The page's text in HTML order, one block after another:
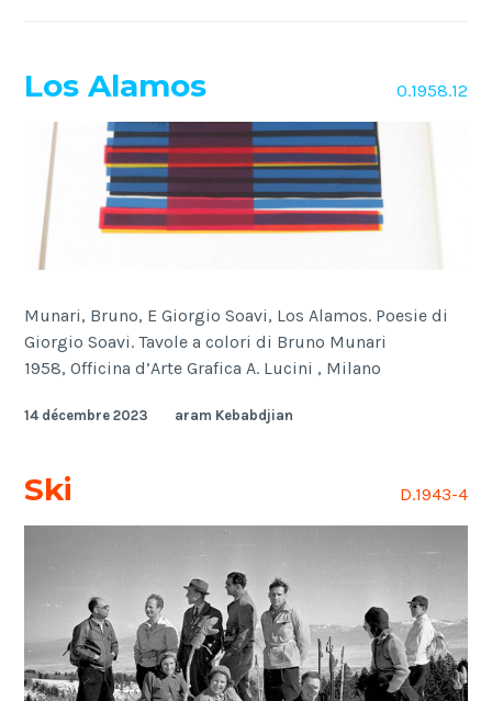
Los Alamos O.1958.12
Munari, Bruno, E Giorgio Soavi, Los Alamos. Poesie di
Giorgio Soavi. Tavole a colori di Bruno Munari
1958, Officina d’Arte Grafica A. Lucini , Milano
14 décembre 2023 aram Kebabdjian
Ski D.1943-4